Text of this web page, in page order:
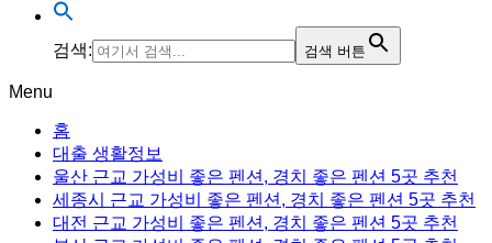
검색: 검색 버튼
Menu
홈
대출 생활정보
울산 근교 가성비 좋은 펜션, 경치 좋은 펜션 5곳 추천
세종시 근교 가성비 좋은 펜션, 경치 좋은 펜션 5곳 추천
대전 근교 가성비 좋은 펜션, 경치 좋은 펜션 5곳 추천